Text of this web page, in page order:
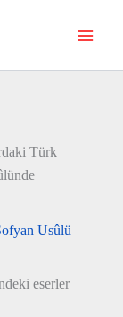
Türk
Usûlü
eserler